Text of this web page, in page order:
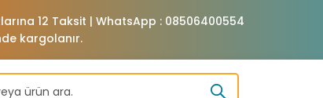
12 Taksit | WhatsApp : 08506400554
kargolanır.